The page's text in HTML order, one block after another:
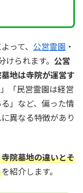
って、 公営霊園 ・
られます。 公営
地は寺院が運営す
「民営霊園は経営
」など、偏った情
異なる特徴があり
院墓地の違いとそ
を紹介します。